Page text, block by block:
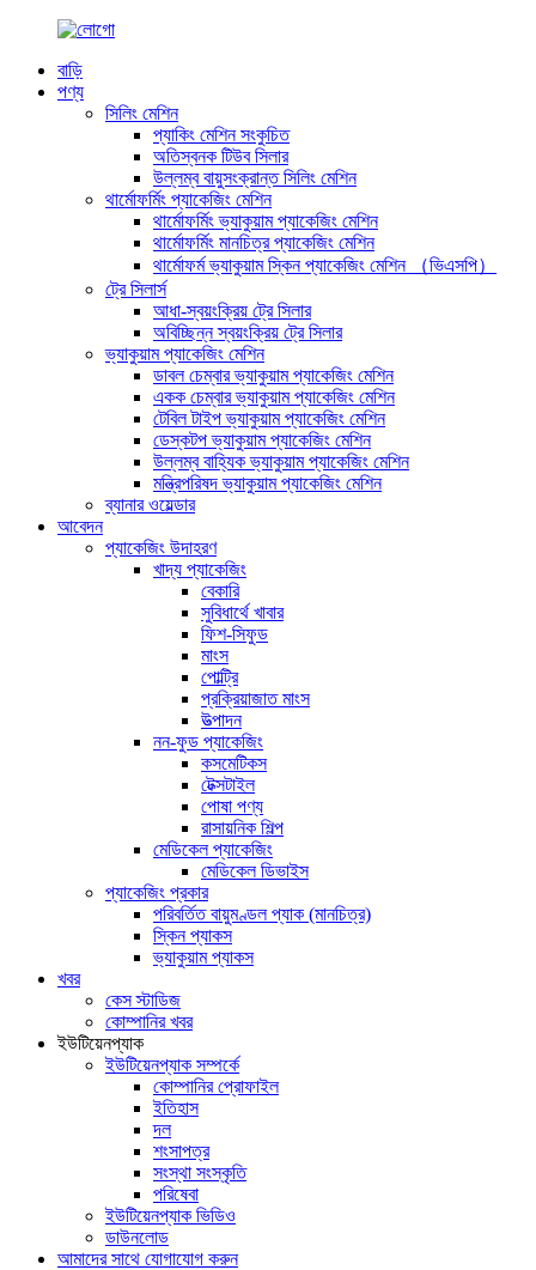
বাড়ি
পণ্য
সিলিং মেশিন
প্যাকিং মেশিন সংকুচিত
অতিস্বনক টিউব সিলার
উল্লম্ব বায়ুসংক্রান্ত সিলিং মেশিন
থার্মোফর্মিং প্যাকেজিং মেশিন
থার্মোফর্মিং ভ্যাকুয়াম প্যাকেজিং মেশিন
থার্মোফর্মিং মানচিত্র প্যাকেজিং মেশিন
থার্মোফর্ম ভ্যাকুয়াম স্কিন প্যাকেজিং মেশিন （ভিএসপি）
ট্রে সিলার্স
আধা-স্বয়ংক্রিয় ট্রে সিলার
অবিচ্ছিন্ন স্বয়ংক্রিয় ট্রে সিলার
ভ্যাকুয়াম প্যাকেজিং মেশিন
ডাবল চেম্বার ভ্যাকুয়াম প্যাকেজিং মেশিন
একক চেম্বার ভ্যাকুয়াম প্যাকেজিং মেশিন
টেবিল টাইপ ভ্যাকুয়াম প্যাকেজিং মেশিন
ডেস্কটপ ভ্যাকুয়াম প্যাকেজিং মেশিন
উল্লম্ব বাহ্যিক ভ্যাকুয়াম প্যাকেজিং মেশিন
মন্ত্রিপরিষদ ভ্যাকুয়াম প্যাকেজিং মেশিন
ব্যানার ওয়েল্ডার
আবেদন
প্যাকেজিং উদাহরণ
খাদ্য প্যাকেজিং
বেকারি
সুবিধার্থে খাবার
ফিশ-সিফুড
মাংস
পোল্ট্রি
প্রক্রিয়াজাত মাংস
উত্পাদন
নন-ফুড প্যাকেজিং
কসমেটিকস
টেক্সটাইল
পোষা পণ্য
রাসায়নিক শিল্প
মেডিকেল প্যাকেজিং
মেডিকেল ডিভাইস
প্যাকেজিং প্রকার
পরিবর্তিত বায়ুমণ্ডল প্যাক (মানচিত্র)
স্কিন প্যাকস
ভ্যাকুয়াম প্যাকস
খবর
কেস স্টাডিজ
কোম্পানির খবর
ইউটিয়েনপ্যাক
ইউটিয়েনপ্যাক সম্পর্কে
কোম্পানির প্রোফাইল
ইতিহাস
দল
শংসাপত্র
সংস্থা সংস্কৃতি
পরিষেবা
ইউটিয়েনপ্যাক ভিডিও
ডাউনলোড
আমাদের সাথে যোগাযোগ করুন